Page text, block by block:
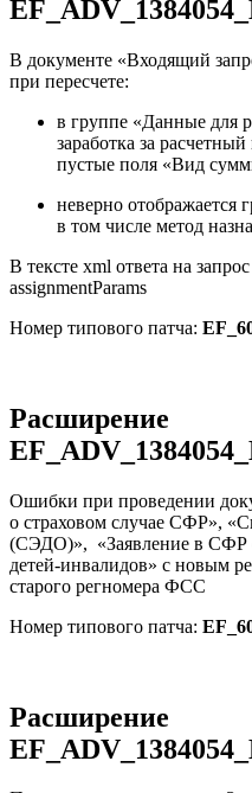
В документе «Входящий
при пересчете:
в группе «Данные для
заработка за
пустые поля «Вид
неверно отображается
в том числе метод
В тексте xml ответа на
assignmentParams
Номер типового патча:
Расширение
Ошибки при проведении
о страховом случае СФР»,
(СЭДО)», «Заявление в СФР
детей-инвалидов» с новым
старого регномера ФСС
Номер типового патча:
Расширение